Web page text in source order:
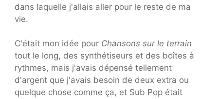
dans laquelle j'allais aller pour le reste de ma
vie.
C'était mon idée pour Chansons sur le terrain
tout le long, des synthétiseurs et des boîtes à
rythmes, mais j'avais dépensé tellement
d'argent que j'avais besoin de deux extra ou
quelque chose comme ça, et Sub Pop était